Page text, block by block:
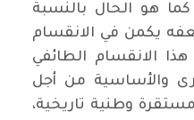
كما هو الحال بالنسبة
يكمن في الانقسام
الانقسام الطائفي
والأساسية من أجل
وطنية تاريخية،